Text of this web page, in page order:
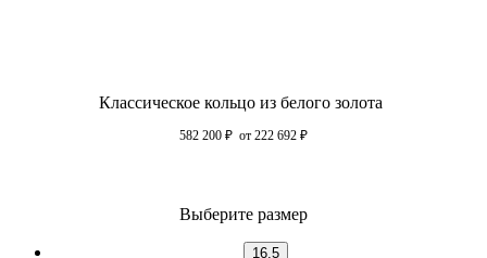
Классическое кольцо из белого золота
582 200 ₽ от 222 692 ₽
Выберите размер
16.5